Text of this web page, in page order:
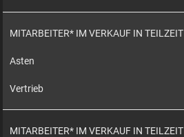
MITARBEITER* IM VERKAUF IN TEILZEIT
Asten
Vertrieb
MITARBEITER* IM VERKAUF IN TEILZEIT